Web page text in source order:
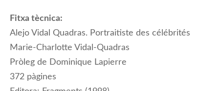
Fitxa tècnica:
Alejo Vidal Quadras. Portraitiste des célébrités
Marie-Charlotte Vidal-Quadras
Pròleg de Dominique Lapierre
372 pàgines